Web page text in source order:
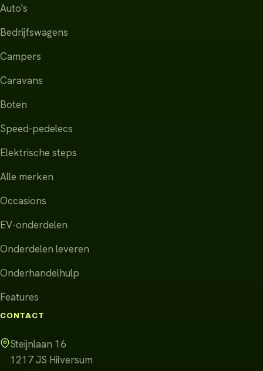
Auto's
Bedrijfswagens
Campers
Caravans
Boten
Speed-pedelecs
Elektrische steps
Alle merken
Occasions
EV-onderdelen
Onderdelen leveren
Onderhandelhulp
Features
CONTACT
Steijnlaan 16
1217 JS Hilversum